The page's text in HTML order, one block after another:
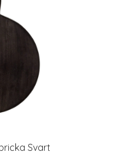
Svart